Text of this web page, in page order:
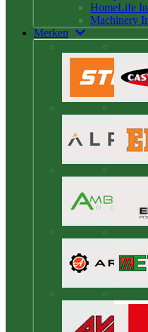
HomeLife
Machinery
Merken